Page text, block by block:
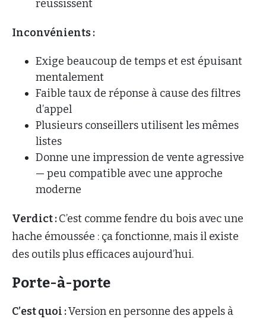
réussissent
Inconvénients :
Exige beaucoup de temps et est épuisant
mentalement
Faible taux de réponse à cause des filtres
d’appel
Plusieurs conseillers utilisent les mêmes
listes
Donne une impression de vente agressive
— peu compatible avec une approche
moderne
Verdict :C’est comme fendre du bois avec une
hache émoussée : ça fonctionne, mais il existe
des outils plus efficaces aujourd’hui.
Porte-à-porte
C’est quoi :Version en personne des appels à